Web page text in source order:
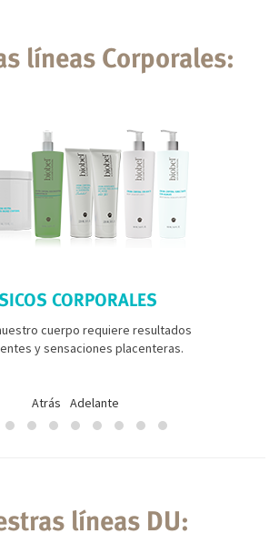
líneas Corporales:
CORPORALES
cuerpo requiere resultados
y sensaciones placenteras.
Atrás Adelante
líneas DU: